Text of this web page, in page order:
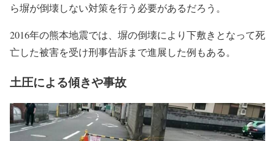
ら塀が倒壊しない対策を行う必要があるだろう。
2016年の熊本地震では、塀の倒壊により下敷きとなって死
亡した被害を受け刑事告訴まで進展した例もある。
土圧による傾きや事故